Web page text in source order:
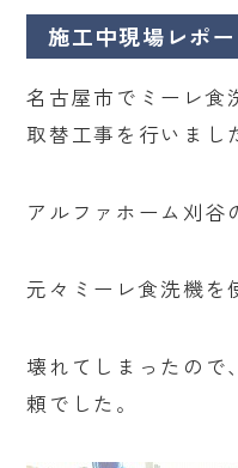
施工中現場レポー
名古屋市でミーレ食
取替工事を行いまし
アルファホーム刈谷
元々ミーレ食洗機を
壊れてしまったの
頼でした。